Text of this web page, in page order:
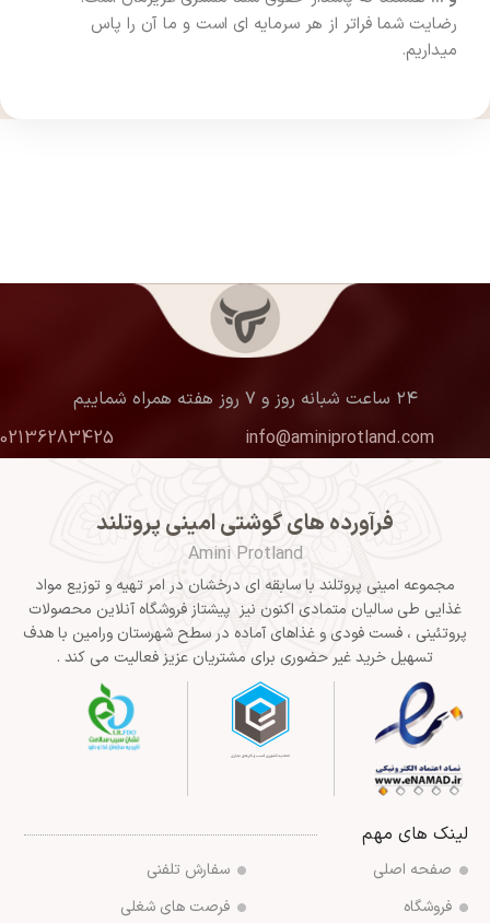
رضایت شما فراتر از هر سرمایه ای است و ما آن را پاس
میداریم.
۲۴ ساعت شبانه روز و ۷ روز هفته همراه شماییم
info@aminiprotland.com
02136283425
فرآورده های گوشتی امینی پروتلند
Amini Protland
مجموعه امینی پروتلند با سابقه ای درخشان در امر تهیه و توزیع مواد
غذایی طی سالیان متمادی اکنون نیز پیشتاز فروشگاه آنلاین محصولات
پروتئینی ، فست فودی و غذاهای آماده در سطح شهرستان ورامین با هدف
تسهیل خرید غیر حضوری برای مشتریان عزیز فعالیت می کند .
لینک های مهم
صفحه اصلی
فروشگاه
سفارش تلفنی
فرصت های شغلی